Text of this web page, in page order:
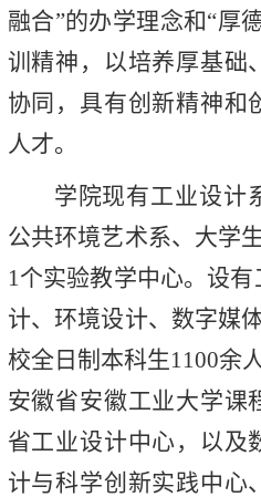
融合”的办学理念和“厚
训精神，以培养厚基础
协同，具有创新精神和
人才。
学院现有工业设计
公共环境艺术系、大学
1个实验教学中心。设
计、环境设计、数字媒
校全日制本科生1100余
安徽省安徽工业大学课
省工业设计中心，以及
计与科学创新实践中心